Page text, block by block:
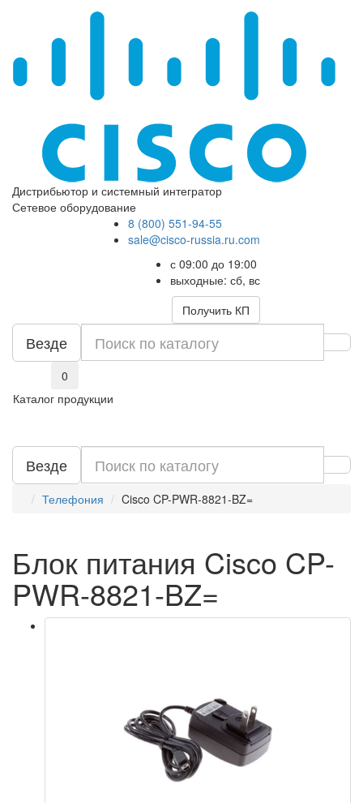
Дистрибьютор и системный интегратор
Сетевое оборудование
8 (800) 551-94-55
sale@cisco-russia.ru.com
с 09:00 до 19:00
выходные: сб, вс
Получить КП
Везде
0
Каталог продукции
Везде
Телефония Cisco CP-PWR-8821-BZ=
Блок питания Cisco CP-
PWR-8821-BZ=